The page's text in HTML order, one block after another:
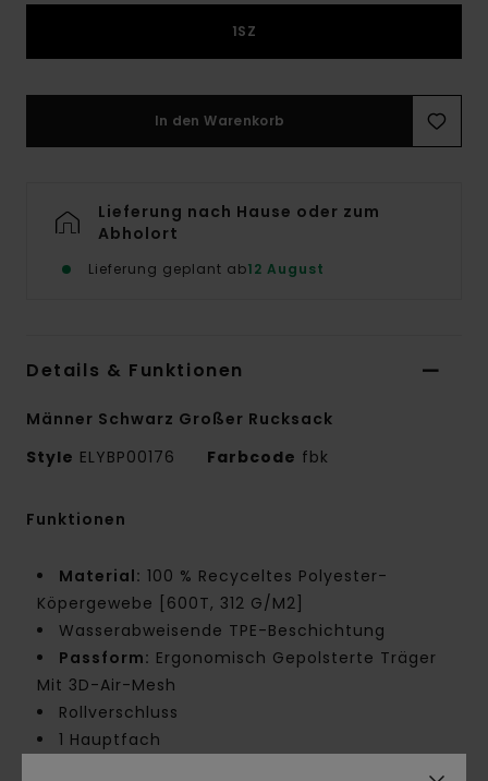
1SZ
In den Warenkorb
Lieferung nach Hause oder zum
Abholort
Lieferung geplant ab12 August
Details & Funktionen
Männer Schwarz Großer Rucksack
Style ELYBP00176 Farbcode fbk
Funktionen
Material: 100 % Recyceltes Polyester-
Köpergewebe [600T, 312 G/M2]
Wasserabweisende TPE-Beschichtung
Passform: Ergonomisch Gepolsterte Träger
Mit 3D-Air-Mesh
Rollverschluss
1 Hauptfach